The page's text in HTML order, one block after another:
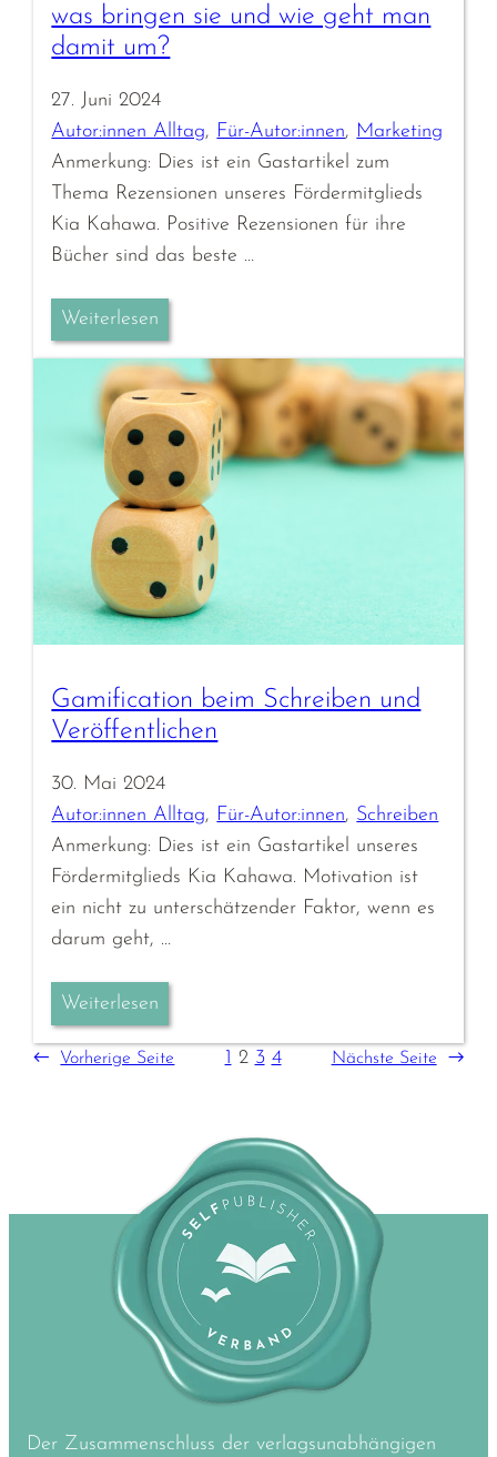
was bringen sie und wie geht man
damit um?
27. Juni 2024
Autor:innen Alltag, Für-Autor:innen, Marketing
Anmerkung: Dies ist ein Gastartikel zum
Thema Rezensionen unseres Fördermitglieds
Kia Kahawa. Positive Rezensionen für ihre
Bücher sind das beste …
Weiterlesen
Gamification beim Schreiben und
Veröffentlichen
30. Mai 2024
Autor:innen Alltag, Für-Autor:innen, Schreiben
Anmerkung: Dies ist ein Gastartikel unseres
Fördermitglieds Kia Kahawa. Motivation ist
ein nicht zu unterschätzender Faktor, wenn es
darum geht, …
Weiterlesen
← Vorherige Seite 1 2 3 4 Nächste Seite →
Der Zusammenschluss der verlagsunabhängigen